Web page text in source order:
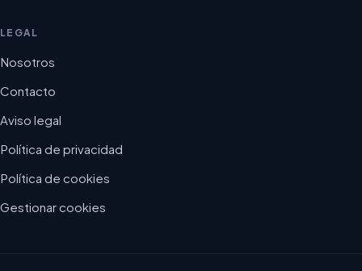
LEGAL
Nosotros
Contacto
Aviso legal
Política de privacidad
Política de cookies
Gestionar cookies